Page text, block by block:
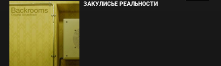
ЗАКУЛИСЬЕ РЕАЛЬНОСТИ